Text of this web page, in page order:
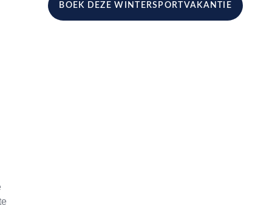
BOEK DEZE WINTERSPORTVAKANTIE